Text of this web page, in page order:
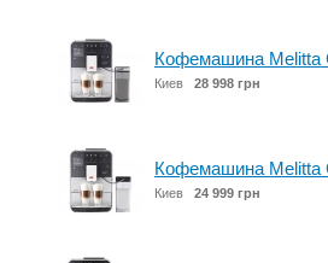
Кофемашина Melitta
Киев 28 998 грн
Кофемашина Melitta
Киев 24 999 грн